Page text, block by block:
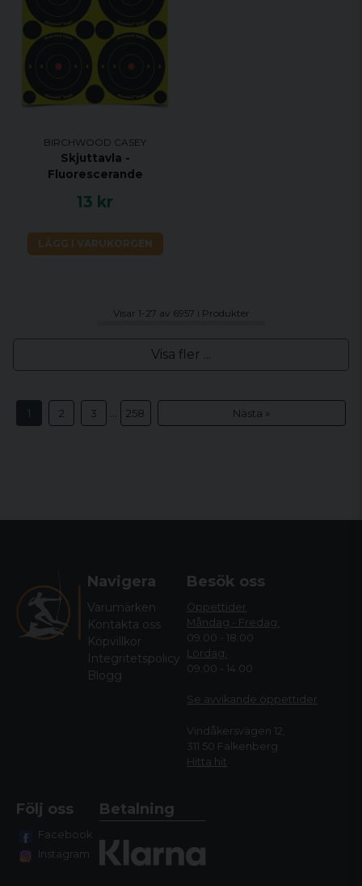
BIRCHWOOD CASEY
Skjuttavla -
Fluorescerande
13 kr
LÄGG I VARUKORGEN
Visar 1-27 av 6957 i Produkter
Visa fler ...
1 2 3 ... 258 Nästa »
Navigera
Varumärken
Kontakta oss
Köpvillkor
Integritetspolicy
Blogg
Besök oss
Öppettider
Måndag - Fredag:
09.00 - 18.00
Lördag:
09.00 - 14.00
Se avvikande öppettider
Vindåkersvägen 12,
311 50 Falkenberg
Hitta hit
Följ oss
Facebook
Instagram
Betalning